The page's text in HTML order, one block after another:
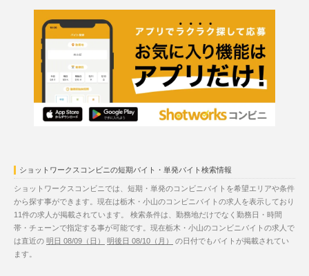
ショットワークスコンビニの短期バイト・単発バイト検索情報
ショットワークスコンビニでは、短期・単発のコンビニバイトを希望エリアや条件
から探す事ができます。現在は栃木・小山のコンビニバイトの求人を表示しており
11件の求人が掲載されています。 検索条件は、勤務地だけでなく勤務日・時間
帯・チェーンで指定する事が可能です。現在栃木・小山のコンビニバイトの求人で
は直近の 明日 08/09（日） 明後日 08/10（月）
の日付でもバイトが掲載されてい
ます。